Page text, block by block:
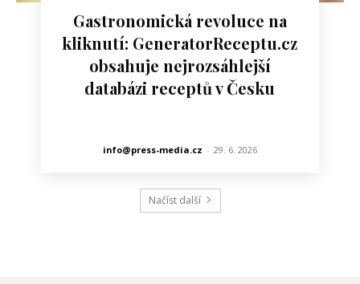
Gastronomická revoluce na
kliknutí: GeneratorReceptu.cz
obsahuje nejrozsáhlejší
databázi receptů v Česku
info@press-media.cz - 29. 6. 2026
Načíst další